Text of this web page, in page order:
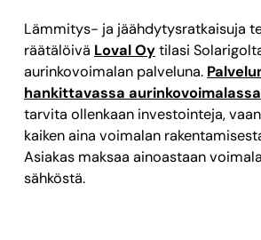
Lämmitys- ja jäähdytysratkaisuja
räätälöivä Loval Oytilasi
aurinkovoimalan palveluna.
hankittavassa aurinkovoimalassa
tarvita ollenkaan investointeja,
kaiken aina voimalan
Asiakas maksaa ainoastaan
sähköstä.